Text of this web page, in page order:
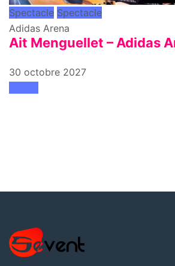
Spectacle Spectacle
Adidas Arena
Ait Menguellet – Adidas
30 octobre 2027